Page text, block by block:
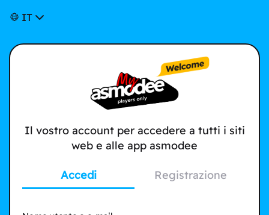
IT
Il vostro account per accedere a tutti i siti
web e alle app asmodee
Accedi Registrazione